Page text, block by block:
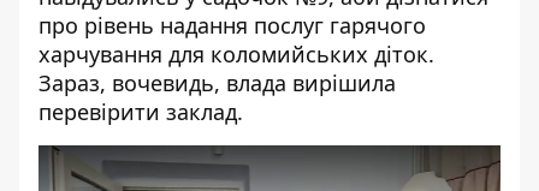
про рівень надання послуг гарячого
харчування для коломийських діток.
Зараз, вочевидь, влада вирішила
перевірити заклад.